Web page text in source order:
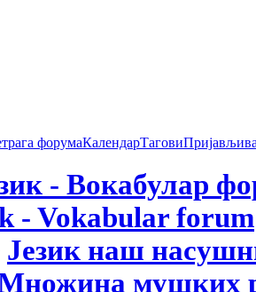
форумаКалендарТагови
- Вокабулар
- Vokabular forum
Језик наш
мушких